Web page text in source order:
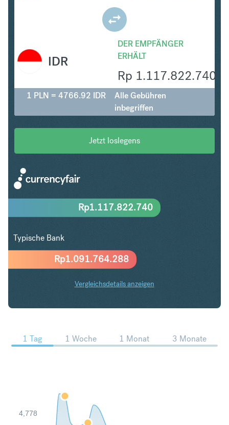
DER EMPFÄNGER
ERHÄLT
Rp 1.117.822.740
IDR
1 PLN = 4766.92 IDR
Alle Gebühren
inbegriffen
Jetzt loslegens
Rp1.091.764.288
Rp1.117.822.740
Typische Bank
Vergleichsdetails anzeigen
PLN in IDR Trends
1 Tag 1 Woche 1 Monat 3 Monate
4,778